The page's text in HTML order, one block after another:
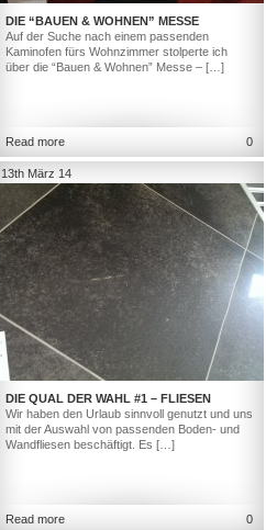
DIE “BAUEN & WOHNEN” MESSE
Auf der Suche nach einem passenden
Kaminofen fürs Wohnzimmer stolperte ich
über die “Bauen & Wohnen” Messe – […]
Read more 0
13th März 14
DIE QUAL DER WAHL #1 – FLIESEN
Wir haben den Urlaub sinnvoll genutzt und uns
mit der Auswahl von passenden Boden- und
Wandfliesen beschäftigt. Es […]
Read more 0